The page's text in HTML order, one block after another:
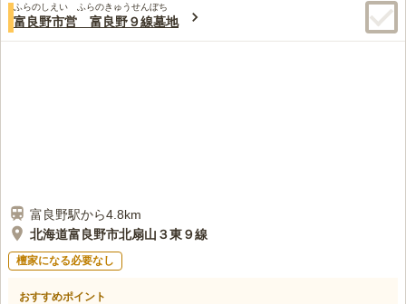
ふらのしえい ふらのきゅうせんぼち
富良野市営 富良野９線墓地
富良野駅から4.8km
北海道富良野市北扇山３東９線
檀家になる必要なし
おすすめポイント